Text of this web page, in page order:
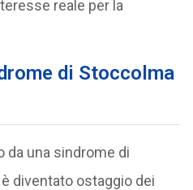
reale per la
di Stoccolma
da una sindrome di
diventato ostaggio dei